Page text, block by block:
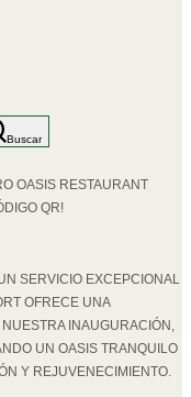
Buscar
OASIS RESTAURANT
QR!
SERVICIO EXCEPCIONAL
OFRECE UNA
NUESTRA INAUGURACIÓN,
UN OASIS TRANQUILO
Y REJUVENECIMIENTO.